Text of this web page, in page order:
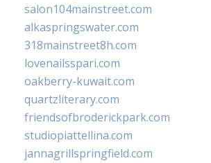
salon104mainstreet.com
alkaspringswater.com
318mainstreet8h.com
lovenailsspari.com
oakberry-kuwait.com
quartzliterary.com
friendsofbroderickpark.com
studiopiattellina.com
jannagrillspringfield.com